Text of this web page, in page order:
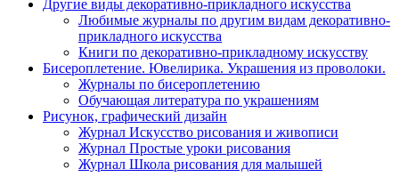
Другие виды декоративно-прикладного искусства
Любимые журналы по другим видам декоративно-
прикладного искусства
Книги по декоративно-прикладному искусству
Бисероплетение. Ювелирика. Украшения из проволоки.
Журналы по бисероплетению
Обучающая литература по украшениям
Рисунок, графический дизайн
Журнал Искусство рисования и живописи
Журнал Простые уроки рисования
Журнал Школа рисования для малышей